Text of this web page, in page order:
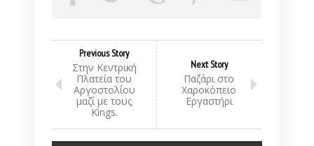
Previous Story
Στην Κεντρική
Πλατεία του
Αργοστολίου
μαζί με τους
Kings.
Next Story
Παζάρι στο
Χαροκόπειο
Εργαστήρι